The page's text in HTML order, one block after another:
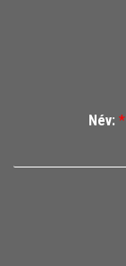
Név: *